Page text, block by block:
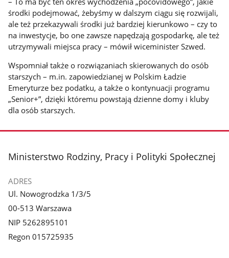
środki podejmować, żebyśmy w dalszym ciągu się rozwijali,
ale też przekazywali środki już bardziej kierunkowo – czy to
na inwestycje, bo one zawsze napędzają gospodarkę, ale też
utrzymywali miejsca pracy – mówił wiceminister Szwed.
Wspomniał także o rozwiązaniach skierowanych do osób
starszych – m.in. zapowiedzianej w Polskim Ładzie
Emeryturze bez podatku, a także o kontynuacji programu
„Senior+”, dzięki któremu powstają dzienne domy i kluby
dla osób starszych.
stopka
Ministerstwo Rodziny, Pracy i Polityki Społecznej
ADRES
Ul. Nowogrodzka 1/3/5
00-513 Warszawa
NIP 5262895101
Regon 015725935